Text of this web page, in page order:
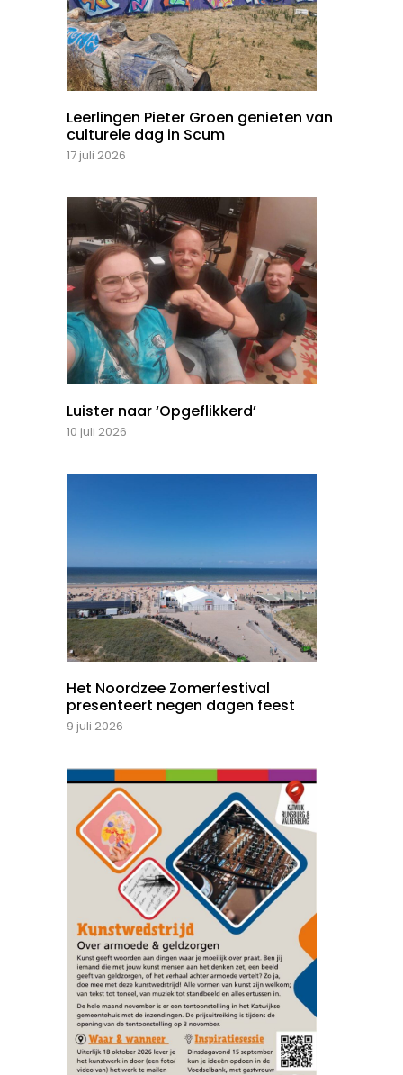
Leerlingen Pieter Groen genieten van
culturele dag in Scum
17 juli 2026
Luister naar ‘Opgeflikkerd’
10 juli 2026
Het Noordzee Zomerfestival
presenteert negen dagen feest
9 juli 2026